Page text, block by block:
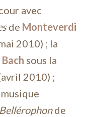
avec
de Monteverdi
2010) ; la
Bach sous la
2010) ;
Bellérophonde